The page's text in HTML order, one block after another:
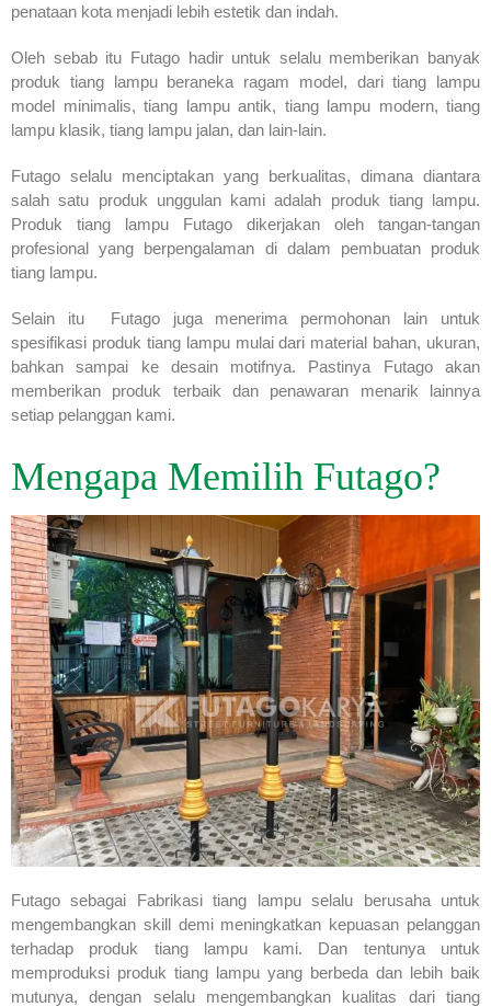
penataan kota menjadi lebih estetik dan indah.
Oleh sebab itu Futago hadir untuk selalu memberikan banyak
produk tiang lampu beraneka ragam model, dari tiang lampu
model minimalis, tiang lampu antik, tiang lampu modern, tiang
lampu klasik, tiang lampu jalan, dan lain-lain.
Futago selalu menciptakan yang berkualitas, dimana diantara
salah satu produk unggulan kami adalah produk tiang lampu.
Produk tiang lampu Futago dikerjakan oleh tangan-tangan
profesional yang berpengalaman di dalam pembuatan produk
tiang lampu.
Selain itu Futago juga menerima permohonan lain untuk
spesifikasi produk tiang lampu mulai dari material bahan, ukuran,
bahkan sampai ke desain motifnya. Pastinya Futago akan
memberikan produk terbaik dan penawaran menarik lainnya
setiap pelanggan kami.
Mengapa Memilih Futago?
Futago sebagai Fabrikasi tiang lampu selalu berusaha untuk
mengembangkan skill demi meningkatkan kepuasan pelanggan
terhadap produk tiang lampu kami. Dan tentunya untuk
memproduksi produk tiang lampu yang berbeda dan lebih baik
mutunya, dengan selalu mengembangkan kualitas dari tiang